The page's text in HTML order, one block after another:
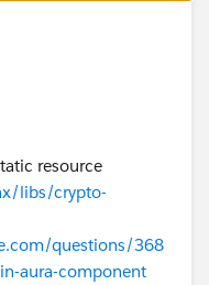
resource
libs/crypto-
questions/368
aura-component